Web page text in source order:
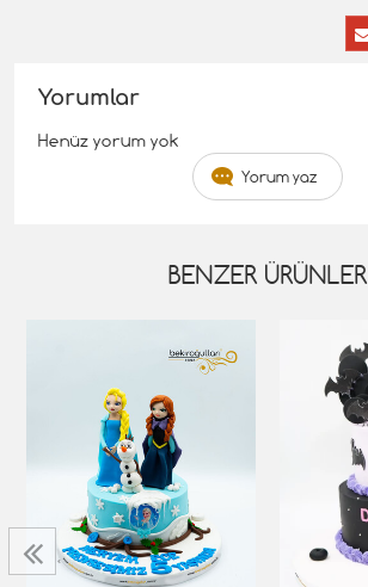
Yorumlar
Henüz yorum yok
Yorum yaz
BENZER ÜRÜNLER
‹